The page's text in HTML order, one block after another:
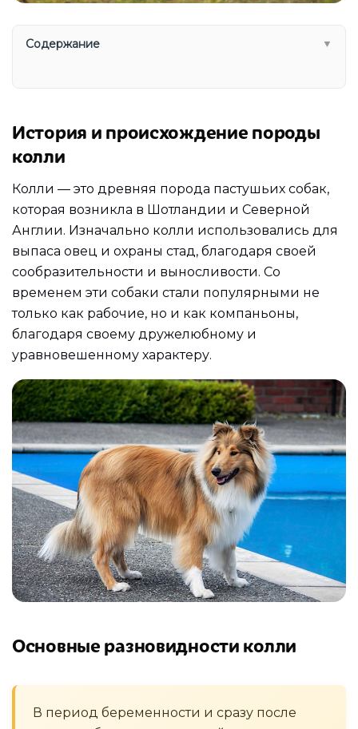
Содержание ▼
История и происхождение породы
колли
Колли — это древняя порода пастушьих собак,
которая возникла в Шотландии и Северной
Англии. Изначально колли использовались для
выпаса овец и охраны стад, благодаря своей
сообразительности и выносливости. Со
временем эти собаки стали популярными не
только как рабочие, но и как компаньоны,
благодаря своему дружелюбному и
уравновешенному характеру.
Основные разновидности колли
В период беременности и сразу после